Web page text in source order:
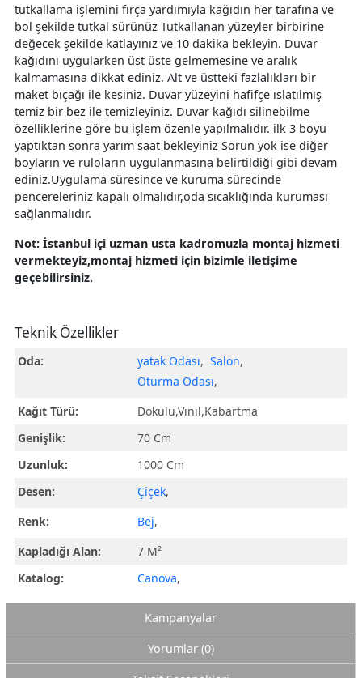
tutkallama işlemini fırça yardımıyla kağıdın her tarafına ve
bol şekilde tutkal sürünüz Tutkallanan yüzeyler birbirine
değecek şekilde katlayınız ve 10 dakika bekleyin. Duvar
kağıdını uygularken üst üste gelmemesine ve aralık
kalmamasına dikkat ediniz. Alt ve üstteki fazlalıkları bir
maket bıçağı ile kesiniz. Duvar yüzeyini hafifçe ıslatılmış
temiz bir bez ile temizleyiniz. Duvar kağıdı silinebilme
özelliklerine göre bu işlem özenle yapılmalıdır. ilk 3 boyu
yaptıktan sonra yarım saat bekleyiniz Sorun yok ise diğer
boyların ve ruloların uygulanmasına belirtildiği gibi devam
ediniz.Uygulama süresince ve kuruma sürecinde
pencereleriniz kapalı olmalıdır,oda sıcaklığında kuruması
sağlanmalıdır.
Not: İstanbul içi uzman usta kadromuzla montaj hizmeti
vermekteyiz,montaj hizmeti için bizimle iletişime
geçebilirsiniz.
Teknik Özellikler
Oda: yatak Odası, Salon,
Oturma Odası,
Kağıt Türü:
Dokulu,Vinil,Kabartma
Genişlik:
70 Cm
Uzunluk:
1000 Cm
Desen:
Çiçek,
Renk:
Bej,
Kapladığı Alan:
7 M²
Katalog:
Canova,
Kampanyalar
Yorumlar (0)